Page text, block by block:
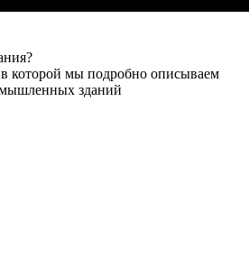
в которой мы подробно описываем
зданий